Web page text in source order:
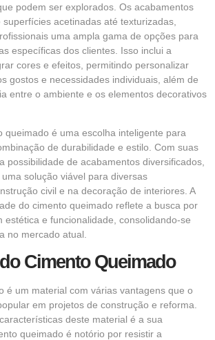
podem ser explorados. Os acabamentos
acetinadas até texturizadas,
uma ampla gama de opções para
específicas dos clientes. Isso inclui a
cores e efeitos, permitindo personalizar
gostos e necessidades individuais, além de
entre o ambiente e os elementos decorativos
queimado é uma escolha inteligente para
de durabilidade e estilo. Com suas
possibilidade de acabamentos diversificados,
solução viável para diversas
civil e na decoração de interiores. A
do cimento queimado reflete a busca por
estética e funcionalidade, consolidando-se
no mercado atual.
Cimento Queimado
é um material com várias vantagens que o
em projetos de construção e reforma.
deste material é a sua
queimado é notório por resistir a